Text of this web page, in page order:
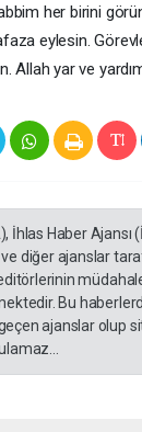
her birini
eylesin.
yar ve
İhlas Haber Ajansı
ve diğer ajanslar
Bu
ajanslar olup